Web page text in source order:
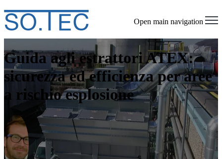
Open main navigation
Guida agli estrattori ATEX:
sicurezza ed efficienza per aree
a rischio esplosione